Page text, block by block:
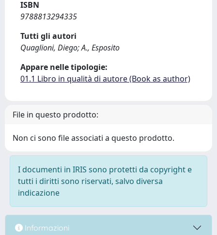
ISBN
9788813294335
Tutti gli autori
Quaglioni, Diego; A., Esposito
Appare nelle tipologie:
01.1 Libro in qualità di autore (Book as author)
File in questo prodotto:
Non ci sono file associati a questo prodotto.
I documenti in IRIS sono protetti da copyright e
tutti i diritti sono riservati, salvo diversa
indicazione
Informazioni